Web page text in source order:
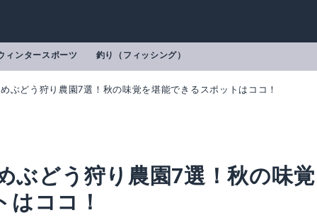
ィンタースポーツ 釣り（フィッシング）
ぶどう狩り農園7選！秋の味覚を堪能できるスポットはココ！
ぶどう狩り農園7選！秋の味覚
ココ！